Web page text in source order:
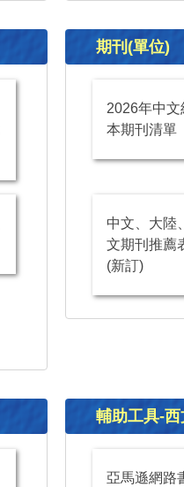
期刊(單位)
2026年中文
本期刊清單
中文、大陸
文期刊推薦
(新訂)
輔助工具-西
亞馬遜網路